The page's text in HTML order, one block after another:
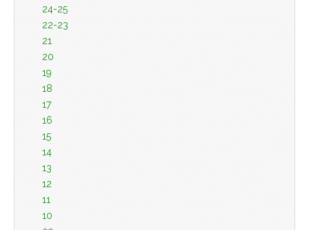
24-25
22-23
21
20
19
18
17
16
15
14
13
12
11
10